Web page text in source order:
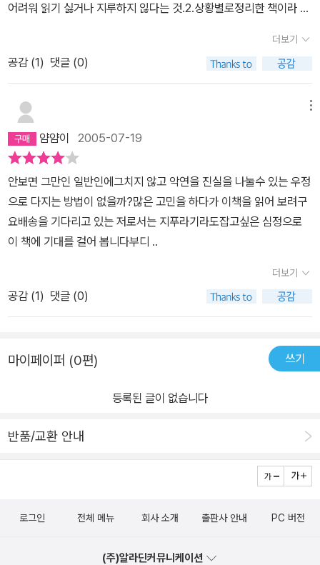
어려워 읽기 싫거나 지루하지 읺다는 것.2.상황별로정리한 책이라 참
것이 세 가지가 이 책이 지닌 큰 장점이라고 생각한다.책을 읽으면서
머리 속에 꼭! 기억하고 싶은 것은 1. 상사가 자신의 지시를 부하에게
확인할 때 ' 내 말 알겠지?' '알아 들었어?'라는 표현 대신 '이번 지시
에서 가장 중요한 것은 무엇이지?' ' 그럼 무엇부터 해야지?' '순서는
지시사항을 제대로 이해 했는 지 확인하라는 것.2.동료가 하는 행동
이 마음에 들지 않아 '그건 말도 안돼!' 라고 말 하고 싶어도 한 호흡 늦
춘 후 '내 생각은 좀 달라.' 라고 말하는 것.3. 문제를 책임 질 사람이
있는 장소에서 벌어진 일은 책임자에게 문제를 시정하도록 해야 쉽게
해결된다는 것.4. 변호사에게 사건을 위뢰하면 당신이 변호사를 고용
했기 때문에 변호사가 당신의 지시를 받아야 하는 사람이라는 사실을
이지 말아야 한다는 것.5. 말을 하되 절제하고, 건조하게 그리고 짧고
간단하게 또한 정확하게 말해야 한다는 것.이 네가지는 기억해서 실
더보기
공감 (1) 댓글 (0)
얌얌이 2005-07-19
안보면 그만인 일반인에그치지 않고 악연을 진실을 나눌수 있는 우정
으로 다지는 방법이 없을까?많은 고민을 하다가 이책을 읽어 보려구
요배송을 기다리고 있는 저로서는 지푸라기라도잡고싶은 심정으로
이 책에 기대를 걸어 봅니다부디 ..
더보기
공감 (1) 댓글 (0)
마이페이퍼 (0편) 쓰기
등록된 글이 없습니다
반품/교환 안내
로그인 전체 메뉴 회사 소개 출판사 안내 PC 버전
(주)알라딘커뮤니케이션